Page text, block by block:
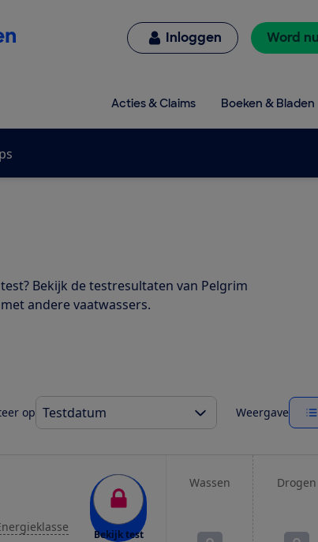
Inloggen Word
Acties & Claims Boeken & Bladen
Bekijk de testresultaten van Pelgrim
andere vaatwassers.
op Weergave
Bekijk test
Wassen Drogen